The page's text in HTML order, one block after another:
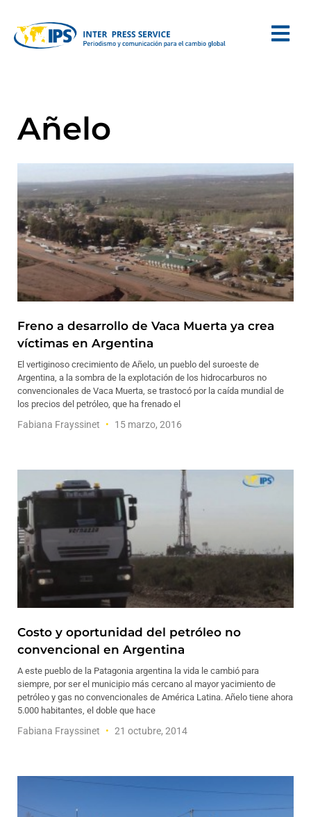
Añelo
Freno a desarrollo de Vaca Muerta ya crea
víctimas en Argentina
El vertiginoso crecimiento de Añelo, un pueblo del suroeste de
Argentina, a la sombra de la explotación de los hidrocarburos no
convencionales de Vaca Muerta, se trastocó por la caída mundial de
los precios del petróleo, que ha frenado el
Fabiana Frayssinet 15 marzo, 2016
Costo y oportunidad del petróleo no
convencional en Argentina
A este pueblo de la Patagonia argentina la vida le cambió para
siempre, por ser el municipio más cercano al mayor yacimiento de
petróleo y gas no convencionales de América Latina. Añelo tiene ahora
5.000 habitantes, el doble que hace
Fabiana Frayssinet 21 octubre, 2014